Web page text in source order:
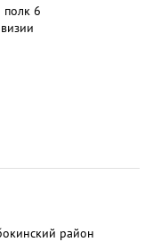
полк 6
район